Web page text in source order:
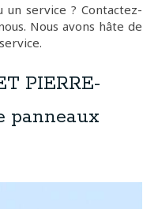
un service ? Contactez-
Nous avons hâte de
PIERRE-
panneaux